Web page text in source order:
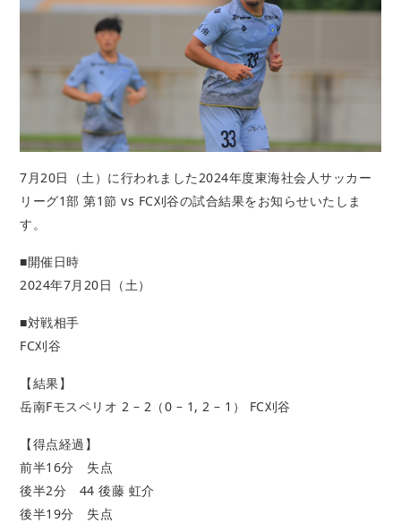
7月20日（土）に行われました 2024年度東海社会人サッカー
リーグ1部 第1節 vs FC刈谷の試合結果をお知らせいたしま
す。
■開催日時
2024年7月20日（土）
■対戦相手
FC刈谷
【結果】
岳南Fモスペリオ 2 – 2（0 – 1 , 2 – 1） FC刈谷
【得点経過】
前半16分 失点
後半2分 44 後藤 虹介
後半19分 失点